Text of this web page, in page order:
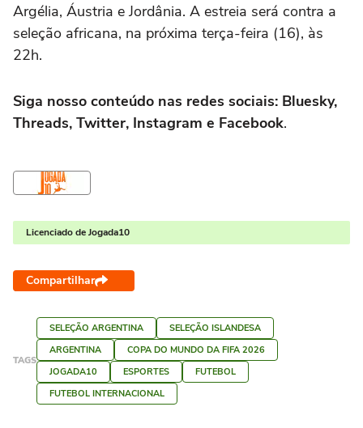
Argélia, Áustria e Jordânia. A estreia será contra a
seleção africana, na próxima terça-feira (16), às
22h.
Siga nosso conteúdo nas redes sociais: Bluesky,
Threads, Twitter, Instagram e Facebook.
Licenciado de Jogada10
Compartilhar
TAGS
SELEÇÃO ARGENTINA
SELEÇÃO ISLANDESA
ARGENTINA
COPA DO MUNDO DA FIFA 2026
JOGADA10
ESPORTES
FUTEBOL
FUTEBOL INTERNACIONAL